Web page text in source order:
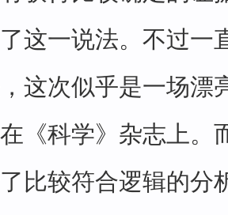
这一说法。不过一
这次似乎是一场漂
《科学》杂志上。
比较符合逻辑的分